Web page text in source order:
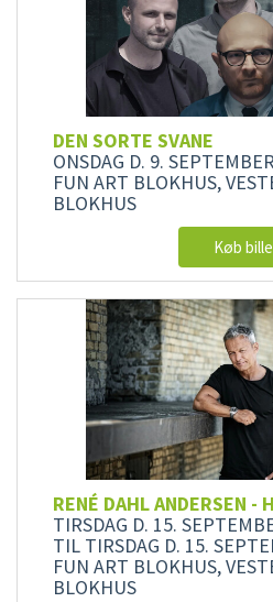
DEN SORTE SVANE
ONSDAG D. 9. SEPTEMBER
FUN ART BLOKHUS,
BLOKHUS
Køb
RENÉ DAHL ANDERSEN -
TIRSDAG D. 15.
TIL TIRSDAG D. 15.
FUN ART BLOKHUS,
BLOKHUS